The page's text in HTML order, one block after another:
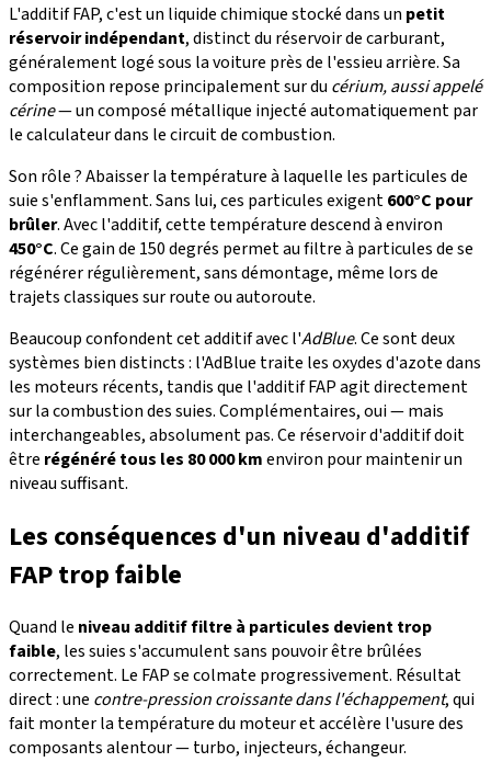
L'additif FAP, c'est un liquide chimique stocké dans un petit
réservoir indépendant, distinct du réservoir de carburant,
généralement logé sous la voiture près de l'essieu arrière. Sa
composition repose principalement sur du cérium, aussi appelé
cérine— un composé métallique injecté automatiquement par
le calculateur dans le circuit de combustion.
Son rôle ? Abaisser la température à laquelle les particules de
suie s'enflamment. Sans lui, ces particules exigent600°C pour
brûler. Avec l'additif, cette température descend à environ
450°C. Ce gain de 150 degrés permet au filtre à particules de se
régénérer régulièrement, sans démontage, même lors de
trajets classiques sur route ou autoroute.
Beaucoup confondent cet additif avec l'AdBlue. Ce sont deux
systèmes bien distincts : l'AdBlue traite les oxydes d'azote dans
les moteurs récents, tandis que l'additif FAP agit directement
sur la combustion des suies. Complémentaires, oui — mais
interchangeables, absolument pas. Ce réservoir d'additif doit
être régénéré tous les 80 000 kmenviron pour maintenir un
niveau suffisant.
Les conséquences d'un niveau d'additif
FAP trop faible
Quand le niveau additif filtre à particules devient trop
faible, les suies s'accumulent sans pouvoir être brûlées
correctement. Le FAP se colmate progressivement. Résultat
direct : une contre-pression croissante dans l'échappement, qui
fait monter la température du moteur et accélère l'usure des
composants alentour — turbo, injecteurs, échangeur.